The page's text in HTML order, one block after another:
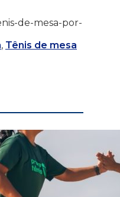
de-mesa-por-
, Tênis de mesa